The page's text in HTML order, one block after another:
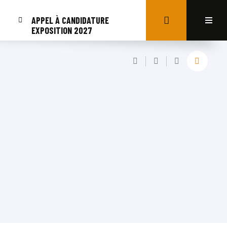
APPEL À CANDIDATURE
EXPOSITION 2027